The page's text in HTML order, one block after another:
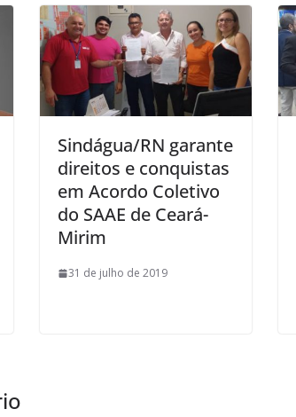
Sindágua/RN garante
direitos e conquistas
em Acordo Coletivo
do SAAE de Ceará-
Mirim
31 de julho de 2019